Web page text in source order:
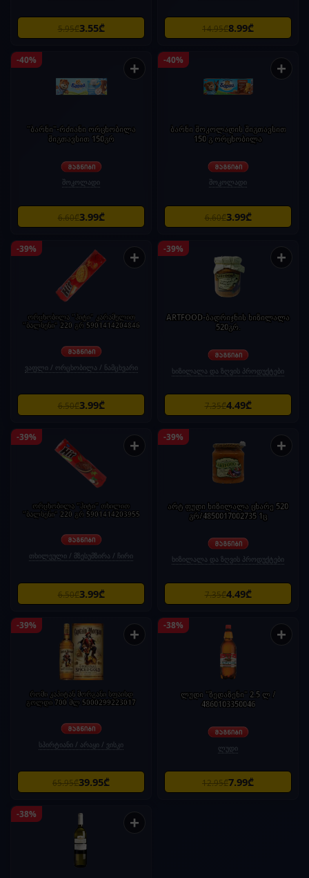
5.95₾3.55₾ 14.95₾8.99₾
-40% +
"ბარნი"-რძიანი ორცხობილა
შიგთავსით 150გრ
შოკოლადი
6.60₾3.99₾
-40% +
ბარნი შოკოლადის შიგთავსით
150 გ ორცხობილა
შოკოლადი
6.60₾3.99₾
-39% +
ორცხობილა "ჰიტი" კარამელით
"ბალსენი" 220 გრ 5901414204846
ვაფლი / ორცხობილა / ნამცხვარი
6.50₾3.99₾
-39% +
ARTFOOD-ბადრიჯნის ხიზილალა
520გრ.
ხიზილალა და ზღვის პროდუქტები
7.35₾4.49₾
-39% +
ორცხობილა "ჰიტი" თხილით
"ბალსენი" 220 გრ 5901414203955
თხილეული / მზესუმზირა / ჩირი
6.50₾3.99₾
-39% +
არტ ფუდი ხიზილალა ცხარე 520
გრ/4850017002735 1ც
ხიზილალა და ზღვის პროდუქტები
7.35₾4.49₾
-39% +
რომი კაპიტან მორგანი სფაისდ
გოლდი 700 მლ 5000299223017
სპირტიანი / არაყი / ვისკი
65.95₾39.95₾
-38% +
ლუდი "ზედაზენი" 2.5 ლ /
4860103350046
ლუდი
12.95₾7.99₾
-38% +